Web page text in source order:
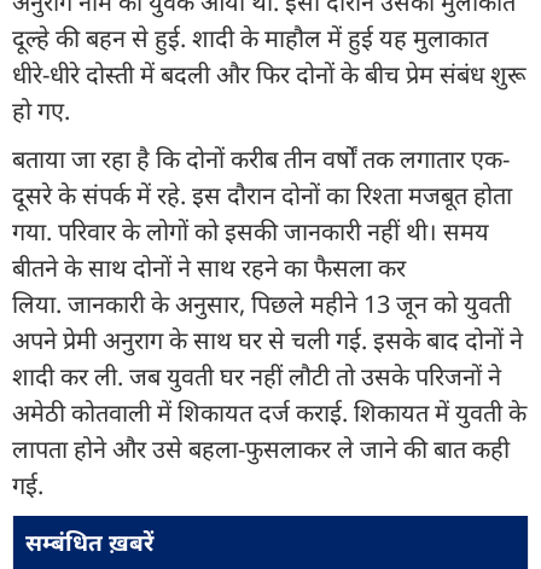
दूल्हे की बहन से हुई. शादी के माहौल में हुई यह मुलाकात
धीरे-धीरे दोस्ती में बदली और फिर दोनों के बीच प्रेम संबंध शुरू
हो गए.
बताया जा रहा है कि दोनों करीब तीन वर्षों तक लगातार एक-
दूसरे के संपर्क में रहे. इस दौरान दोनों का रिश्ता मजबूत होता
गया. परिवार के लोगों को इसकी जानकारी नहीं थी। समय
बीतने के साथ दोनों ने साथ रहने का फैसला कर
लिया. जानकारी के अनुसार, पिछले महीने 13 जून को युवती
अपने प्रेमी अनुराग के साथ घर से चली गई. इसके बाद दोनों ने
शादी कर ली. जब युवती घर नहीं लौटी तो उसके परिजनों ने
अमेठी कोतवाली में शिकायत दर्ज कराई. शिकायत में युवती के
लापता होने और उसे बहला-फुसलाकर ले जाने की बात कही
गई.
सम्बंधित ख़बरें